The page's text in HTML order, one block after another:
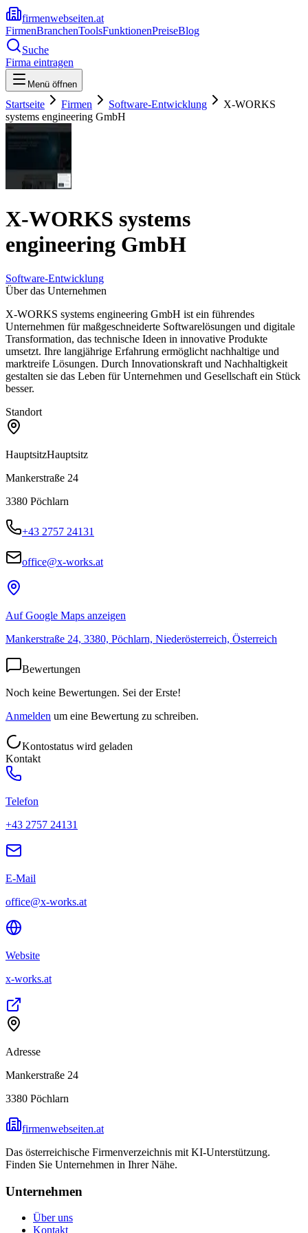
firmenwebseiten.at
FirmenBranchenToolsFunktionenPreiseBlog
Suche
Firma eintragen
Menü öffnen
Startseite Firmen Software-Entwicklung
X-WORKS
systems engineering GmbH
X-WORKS systems
engineering GmbH
Software-Entwicklung
Über das Unternehmen
X-WORKS systems engineering GmbH ist ein führendes
Unternehmen für maßgeschneiderte Softwarelösungen und digitale
Transformation, das technische Ideen in innovative Produkte
umsetzt. Ihre langjährige Erfahrung ermöglicht nachhaltige und
marktreife Lösungen. Durch Innovationskraft und Nachhaltigkeit
gestalten sie das Leben für Unternehmen und Gesellschaft ein Stück
besser.
Standort
HauptsitzHauptsitz
Mankerstraße 24
3380 Pöchlarn
+43 2757 24131
office@x-works.at
Auf Google Maps anzeigen
Mankerstraße 24, 3380, Pöchlarn, Niederösterreich, Österreich
Bewertungen
Noch keine Bewertungen. Sei der Erste!
Anmelden um eine Bewertung zu schreiben.
Kontostatus wird geladen
Kontakt
Telefon
+43 2757 24131
E-Mail
office@x-works.at
Website
x-works.at
Adresse
Mankerstraße 24
3380 Pöchlarn
firmenwebseiten.at
Das österreichische Firmenverzeichnis mit KI-Unterstützung.
Finden Sie Unternehmen in Ihrer Nähe.
Unternehmen
Über uns
Kontakt